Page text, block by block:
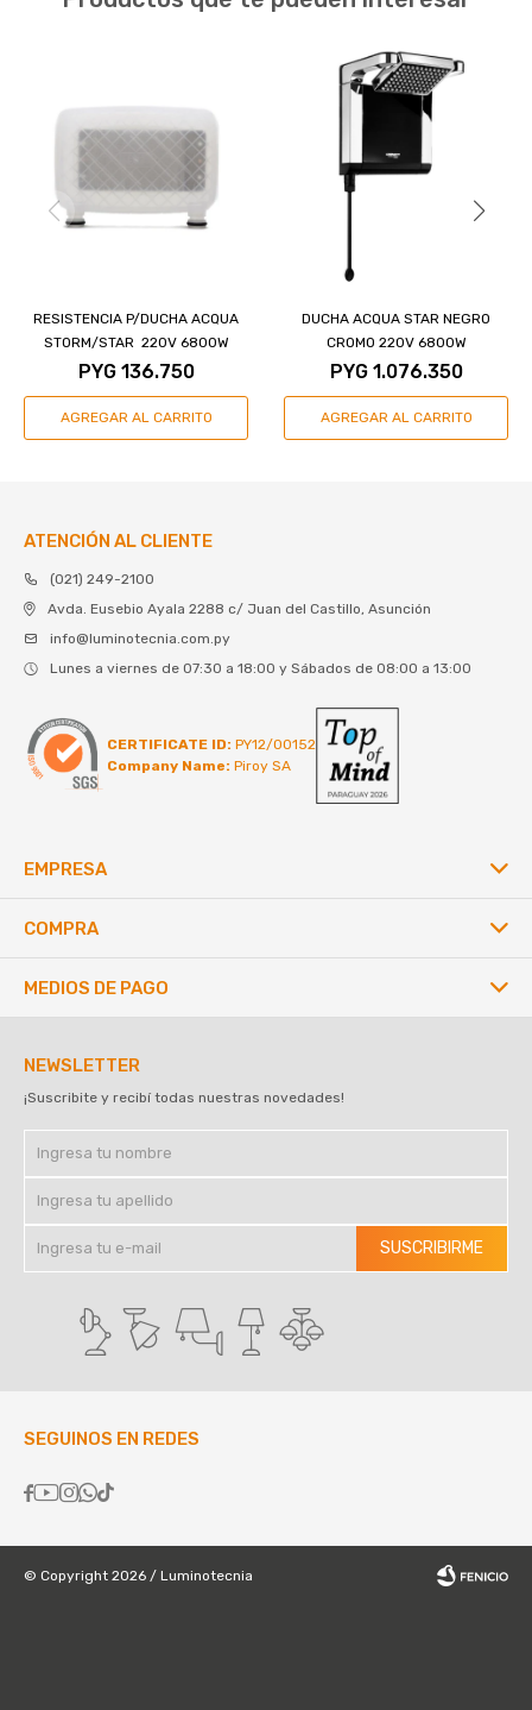
RESISTENCIA P/DUCHA ACQUA
STORM/STAR 220V 6800W
PYG 136.750
DUCHA ACQUA STAR NEGRO
CROMO 220V 6800W
PYG 1.076.350
ATENCIÓN AL CLIENTE
(021) 249-2100
Avda. Eusebio Ayala 2288 c/ Juan del Castillo, Asunción
info@luminotecnia.com.py
Lunes a viernes de 07:30 a 18:00 y Sábados de 08:00 a 13:00
CERTIFICATE ID: PY12/00152
Company Name: Piroy SA
EMPRESA
COMPRA
NEWSLETTER
¡Suscribite y recibí todas nuestras novedades!
SUSCRIBIRME
SEGUINOS EN REDES

MEDIOS DE PAGO
© Copyright 2026 / Luminotecnia